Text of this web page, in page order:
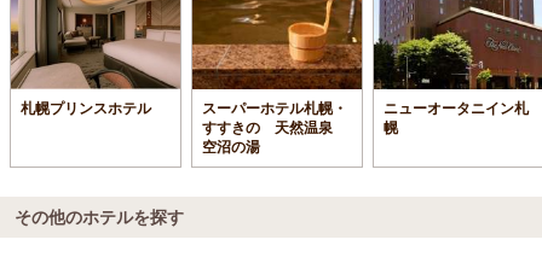
札幌プリンスホテル
スーパーホテル札幌・
すすきの 天然温泉
空沼の湯
ニューオータニイン札
幌
その他のホテルを探す